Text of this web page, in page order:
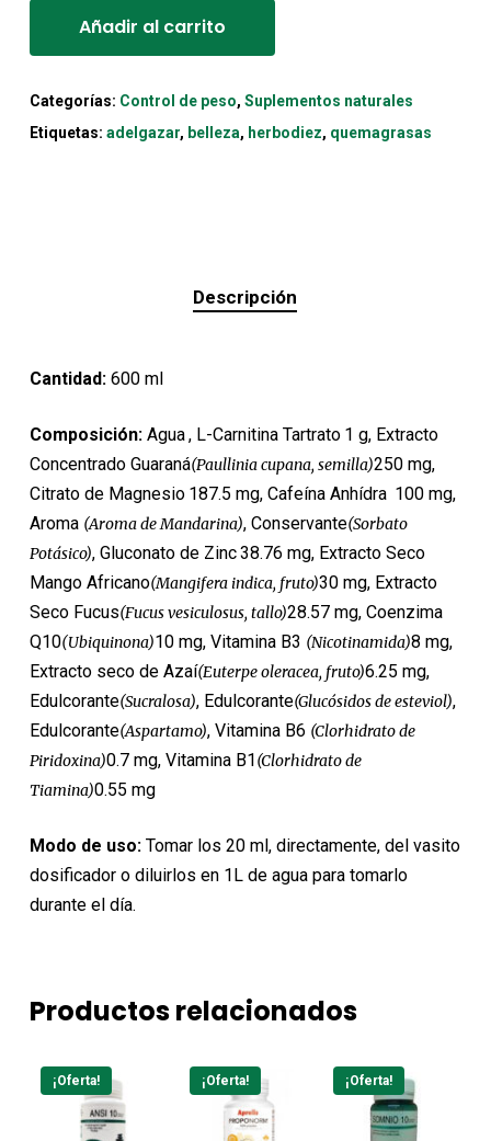
Añadir al carrito
Categorías: Control de peso, Suplementos naturales
Etiquetas: adelgazar, belleza, herbodiez, quemagrasas
Descripción
Cantidad:600 ml
Composición:Agua, L-Carnitina Tartrato 1 g, Extracto
Concentrado Guaraná(Paullinia cupana, semilla)250 mg,
Citrato de Magnesio 187.5 mg, Cafeína Anhídra 100 mg,
Aroma (Aroma de Mandarina), Conservante(Sorbato
Potásico), Gluconato de Zinc38.76 mg, Extracto Seco
Mango Africano(Mangifera indica, fruto)30 mg, Extracto
Seco Fucus(Fucus vesiculosus, tallo)28.57 mg, Coenzima
Q10(Ubiquinona)10 mg, Vitamina B3 (Nicotinamida)8 mg,
Extracto seco de Azaí(Euterpe oleracea, fruto)6.25 mg,
Edulcorante(Sucralosa), Edulcorante(Glucósidos de esteviol),
Edulcorante(Aspartamo), Vitamina B6 (Clorhidrato de
Piridoxina)0.7 mg, Vitamina B1(Clorhidrato de
Tiamina)0.55 mg
Modo de uso: Tomar los 20 ml, directamente, del vasito
dosificador o diluirlos en 1L de agua para tomarlo
durante el día.
Productos relacionados
¡Oferta! ¡Oferta! ¡Oferta!